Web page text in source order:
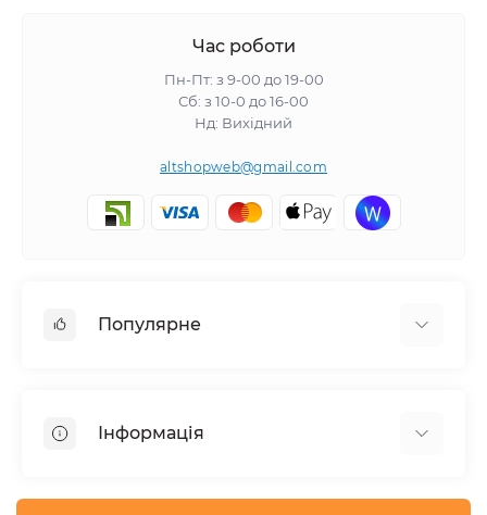
Час роботи
Пн-Пт: з 9-00 до 19-00
Сб: з 10-0 до 16-00
Нд: Вихідний
altshopweb@gmail.com
Популярне
Відпочинок, туризм
Товари для автомобілів
Інформація